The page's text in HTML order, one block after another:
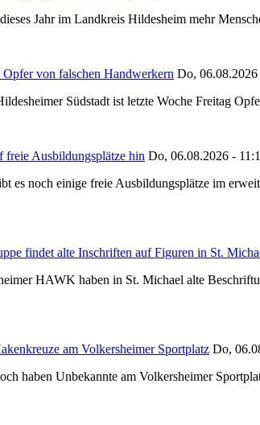
Jahr im Landkreis Hildesheim mehr
von falschen Handwerkern Do, 06.08.2026
Südstadt ist letzte Woche Freitag
freie Ausbildungsplätze hin Do, 06.08.2026 -
es noch einige freie Ausbildungsplätze im
findet alte Inschriften auf Figuren in St.
HAWK haben in St. Michael alte
am Volkersheimer Sportplatz Do,
haben Unbekannte am Volkersheimer